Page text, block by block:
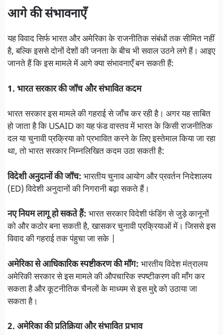
आगे की संभावनाएँ
यह विवाद सिर्फ भारत और अमेरिका के राजनीतिक संबंधों तक सीमित नहीं
है, बल्कि इससे दोनों देशों की जनता के बीच भी सवाल उठने लगे हैं। आइए
जानते हैं कि इस मामले में आगे क्या संभावनाएँ बन सकती हैं:
1. भारत सरकार की जाँच और संभावित कदम
भारत सरकार इस मामले की गहराई से जाँच कर रही है। अगर यह साबित
हो जाता है कि USAID का यह फंड वास्तव में भारत के किसी राजनीतिक
दल या चुनावी प्रक्रिया को प्रभावित करने के लिए इस्तेमाल किया जा रहा
था, तो भारत सरकार निम्नलिखित कदम उठा सकती है:
विदेशी अनुदानों की जाँच: भारतीय चुनाव आयोग और प्रवर्तन निदेशालय
(ED) विदेशी अनुदानों की निगरानी बढ़ा सकते हैं।
नए नियम लागू हो सकते हैं: भारत सरकार विदेशी फंडिंग से जुड़े कानूनों
को और कठोर बना सकती है, खासकर चुनावी प्रक्रियाओं में। जिससे इस
विवाद की गहराई तक पंहुचा जा सके |
अमेरिका से आधिकारिक स्पष्टीकरण की माँग: भारतीय विदेश मंत्रालय
अमेरिकी सरकार से इस मामले की औपचारिक स्पष्टीकरण की माँग कर
सकता है और कूटनीतिक चैनलों के माध्यम से इस मुद्दे को उठाया जा
सकता है।
2. अमेरिका की प्रतिक्रिया और संभावित प्रभाव